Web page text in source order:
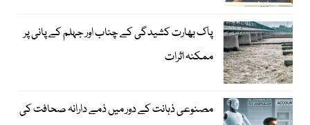
پاک بھارت کشیدگی کے چناب اور جہلم کے پانی پر
ممکنہ اثرات
مصنوعی ذہانت کے دور میں ذمے دارانہ صحافت کی